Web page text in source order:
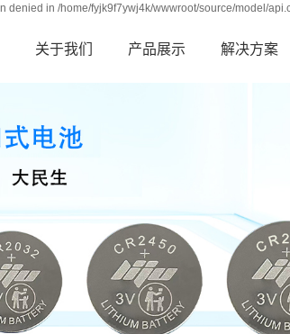
in /home/fyjk9f7ywj4k/wwwroot/source/model/
关于我们 产品展示 解决方案